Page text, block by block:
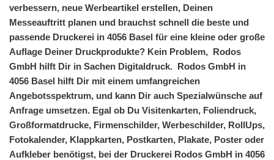
verbessern, neue Werbeartikel erstellen, Deinen
Messeauftritt planen und brauchst schnell die beste und
passende Druckerei in 4056 Basel für eine kleine oder große
Auflage Deiner Druckprodukte? Kein Problem, Rodos
GmbH hilft Dir in Sachen Digitaldruck. Rodos GmbH in
4056 Basel hilft Dir mit einem umfangreichen
Angebotsspektrum, und kann Dir auch Spezialwünsche auf
Anfrage umsetzen. Egal ob Du Visitenkarten, Foliendruck,
Großformatdrucke, Firmenschilder, Werbeschilder, RollUps,
Fotokalender, Klappkarten, Postkarten, Plakate, Poster oder
Aufkleber benötigst, bei der Druckerei Rodos GmbH in 4056